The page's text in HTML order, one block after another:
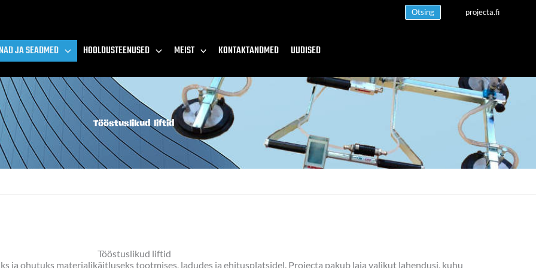
Otsing projecta.fi
JA SEADMED HOOLDUSTEENUSED MEIST KONTAKTANDMED UUDISED
Tööstuslikud liftid
Tööstuslikud liftid
ja ohutuks materjalikäitluseks tootmises, ladudes ja ehitusplatsidel. Projecta pakub laia valikut lahendusi, kuhu